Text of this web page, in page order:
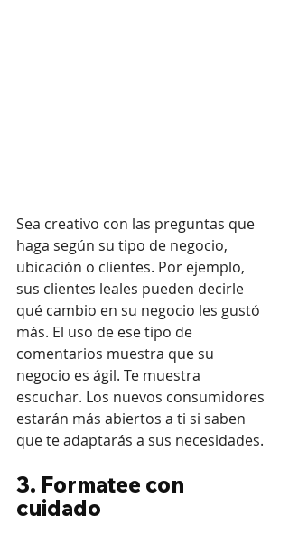
Sea creativo con las preguntas que
haga según su tipo de negocio,
ubicación o clientes. Por ejemplo,
sus clientes leales pueden decirle
qué cambio en su negocio les gustó
más. El uso de ese tipo de
comentarios muestra que su
negocio es ágil. Te muestra
escuchar. Los nuevos consumidores
estarán más abiertos a ti si saben
que te adaptarás a sus necesidades.
3. Formatee con
cuidado